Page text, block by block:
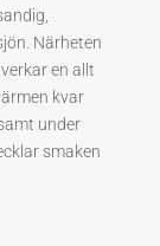
Närheten
en allt
kvar
under
smaken